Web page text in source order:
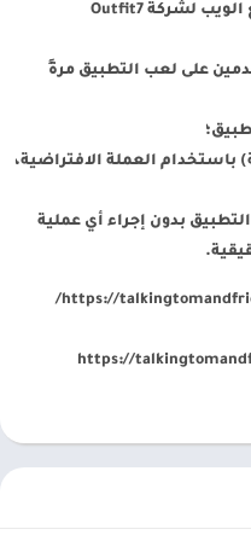
– الروابط التي توجه العملاء إلى مواقع الويب لشركة Outfit7
على لعب التطبيق مرةً
باستخدام العملة الافتراضية،
بدون إجراء أي عملية
https://